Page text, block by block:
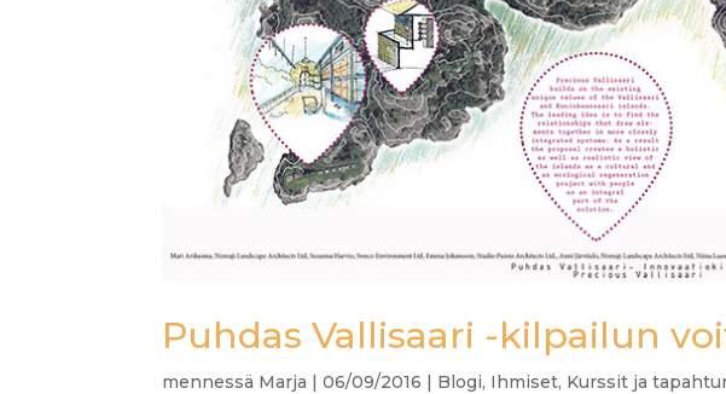
Puhdas Vallisaari -kilpailun
mennessä Marja |06/09/2016 | Blogi, Ihmiset, Kurssit ja